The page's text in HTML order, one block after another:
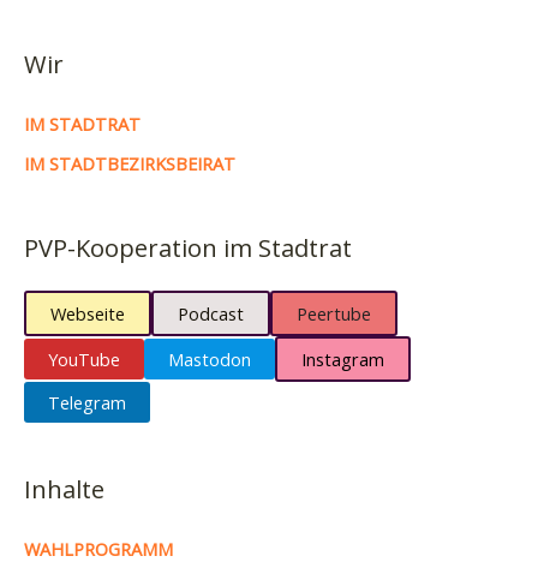
Wir
IM STADTRAT
IM STADTBEZIRKSBEIRAT
PVP-Kooperation im Stadtrat
Webseite Podcast
Peertube
YouTube
Mastodon
Instagram
Telegram
Inhalte
WAHLPROGRAMM